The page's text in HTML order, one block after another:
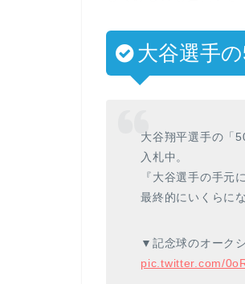
大谷選手
大谷翔平選手の「
入札中。
『大谷選手の手元
最終的にいくらに
▼記念球のオーク
pic.twitter.com/